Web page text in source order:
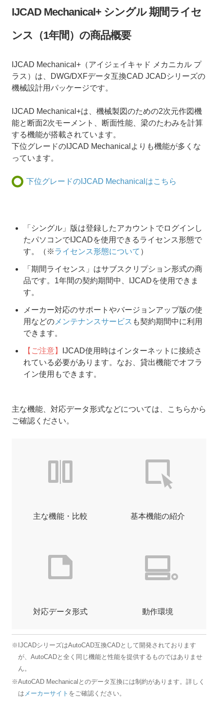
IJCAD Mechanical+ シングル 期間ライセ
ンス（1年間）の商品概要
IJCAD Mechanical+（アイジェイキャド メカニカル プ
ラス）は、DWG/DXFデータ互換CAD JCADシリーズの
機械設計用パッケージです。
IJCAD Mechanical+は、機械製図のための2次元作図機
能と断面2次モーメント、断面性能、梁のたわみを計算
する機能が搭載されています。
下位グレードのIJCAD Mechanicalよりも機能が多くな
っています。
下位グレードのIJCAD Mechanicalはこちら
「シングル」版は登録したアカウントでログインし
たパソコンでIJCADを使用できるライセンス形態で
す。（※ライセンス形態について ）
「期間ライセンス」はサブスクリプション形式の商
品です。1年間の契約期間中、IJCADを使用できま
す。
メーカー対応のサポートやバージョンアップ版の使
用などの メンテナンスサービス も契約期間中に利用
できます。
【ご注意】
IJCAD使用時はインターネットに接続さ
れている必要があります。なお、貸出機能でオフラ
イン使用もできます。
主な機能、対応データ形式などについては、こちらから
ご確認ください。
主な機能・比較 基本機能の紹介
対応データ形式 動作環境
※IJCADシリーズはAutoCAD互換CADとして開発されております
が、AutoCADと全く同じ機能と性能を提供するものではありませ
ん。
※AutoCAD Mechanicalとのデータ互換には制約があります。詳しく
は メーカーサイト をご確認ください。